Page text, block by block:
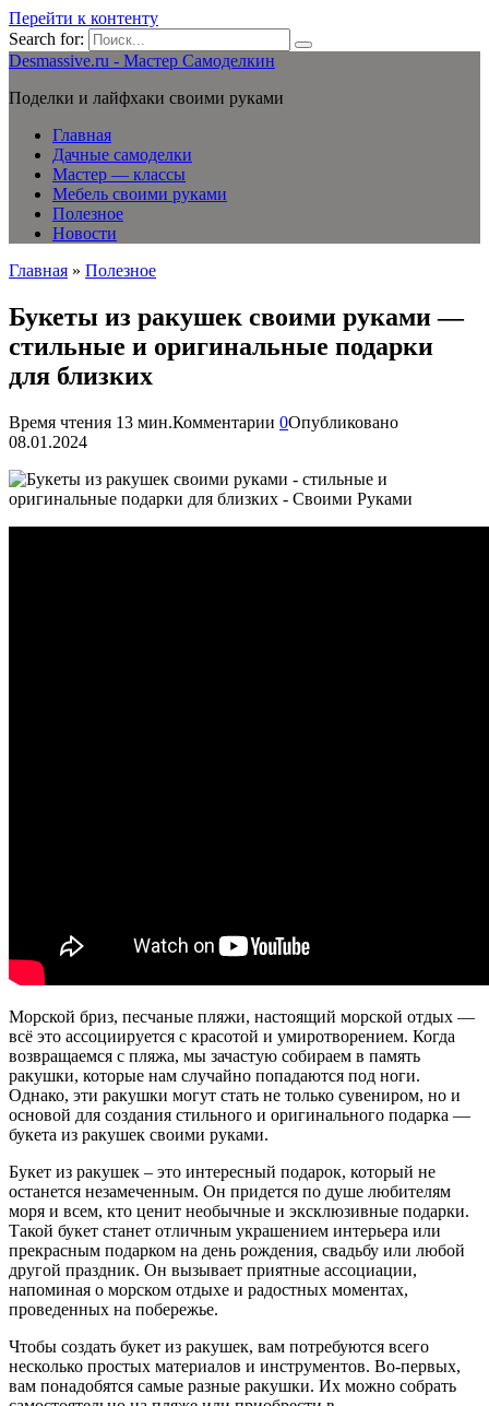
Перейти к контенту
Search for:
Desmassive.ru - Мастер Самоделкин
Поделки и лайфхаки своими руками
Главная
Дачные самоделки
Мастер — классы
Мебель своими руками
Полезное
Новости
Главная » Полезное
Букеты из ракушек своими руками —
стильные и оригинальные подарки
для близких
Время чтения 13 мин.Комментарии 0Опубликовано
08.01.2024
Морской бриз, песчаные пляжи, настоящий морской отдых —
всё это ассоциируется с красотой и умиротворением. Когда
возвращаемся с пляжа, мы зачастую собираем в память
ракушки, которые нам случайно попадаются под ноги.
Однако, эти ракушки могут стать не только сувениром, но и
основой для создания стильного и оригинального подарка —
букета из ракушек своими руками.
Букет из ракушек – это интересный подарок, который не
останется незамеченным. Он придется по душе любителям
моря и всем, кто ценит необычные и эксклюзивные подарки.
Такой букет станет отличным украшением интерьера или
прекрасным подарком на день рождения, свадьбу или любой
другой праздник. Он вызывает приятные ассоциации,
напоминая о морском отдыхе и радостных моментах,
проведенных на побережье.
Чтобы создать букет из ракушек, вам потребуются всего
несколько простых материалов и инструментов. Во-первых,
вам понадобятся самые разные ракушки. Их можно собрать